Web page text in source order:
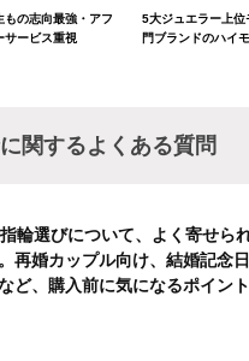
もの志向最強・アフ
サービス重視
5大ジュエラー上位
門ブランドのハイ
関するよくある質問
輪選びについて、よく寄せら
再婚カップル向け、結婚記念日
ど、購入前に気になるポイン